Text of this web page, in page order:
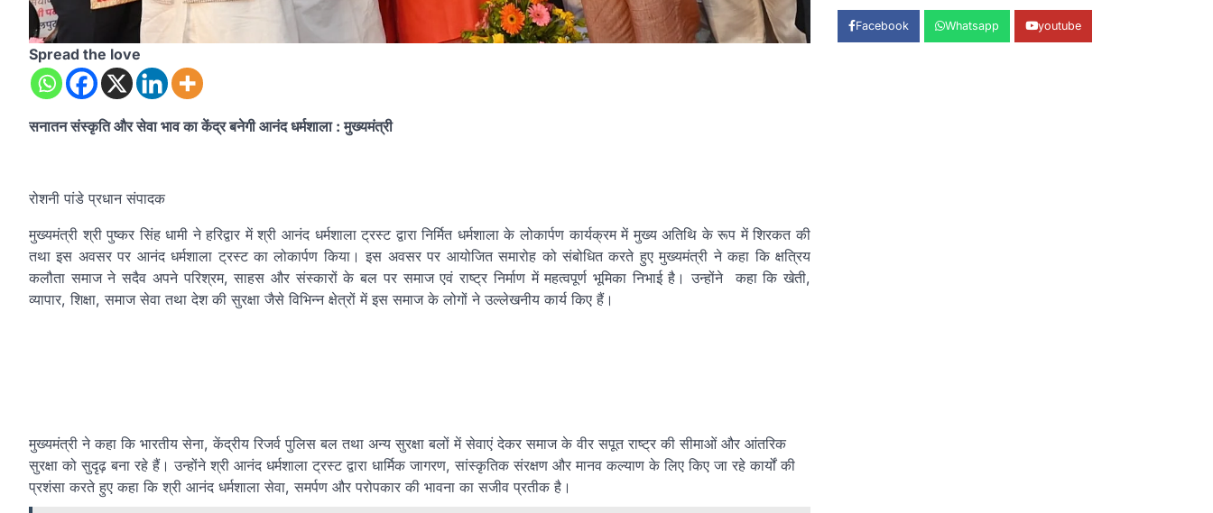
Spread the love
सनातन संस्कृति और सेवा भाव का केंद्र बनेगी आनंद धर्मशाला : मुख्यमंत्री
रोशनी पांडे प्रधान संपादक
मुख्यमंत्री श्री पुष्कर सिंह धामी ने हरिद्वार में श्री आनंद धर्मशाला ट्रस्ट द्वारा निर्मित धर्मशाला के लोकार्पण कार्यक्रम में मुख्य अतिथि के रूप में शिरकत की
तथा इस अवसर पर आनंद धर्मशाला ट्रस्ट का लोकार्पण किया। इस अवसर पर आयोजित समारोह को संबोधित करते हुए मुख्यमंत्री ने कहा कि क्षत्रिय
कलौता समाज ने सदैव अपने परिश्रम, साहस और संस्कारों के बल पर समाज एवं राष्ट्र निर्माण में महत्वपूर्ण भूमिका निभाई है। उन्होंने कहा कि खेती,
व्यापार, शिक्षा, समाज सेवा तथा देश की सुरक्षा जैसे विभिन्न क्षेत्रों में इस समाज के लोगों ने उल्लेखनीय कार्य किए हैं।
मुख्यमंत्री ने कहा कि भारतीय सेना, केंद्रीय रिजर्व पुलिस बल तथा अन्य सुरक्षा बलों में सेवाएं देकर समाज के वीर सपूत राष्ट्र की सीमाओं और आंतरिक
सुरक्षा को सुदृढ़ बना रहे हैं। उन्होंने श्री आनंद धर्मशाला ट्रस्ट द्वारा धार्मिक जागरण, सांस्कृतिक संरक्षण और मानव कल्याण के लिए किए जा रहे कार्यों की
प्रशंसा करते हुए कहा कि श्री आनंद धर्मशाला सेवा, समर्पण और परोपकार की भावना का सजीव प्रतीक है।
Facebook Whatsapp youtube